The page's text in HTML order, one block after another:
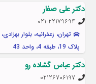
دکتر علی صفار
021-22179694
تهران، زعفرانیه، بلوار
پلاک 19، طبقه 4، واحد 43
دکتر عباس گشاده رو
02126706197